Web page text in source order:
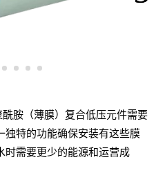
酰胺（薄膜）复合低压元件需要
独特的功能确保安装有这些膜
时需要更少的能源和运营成